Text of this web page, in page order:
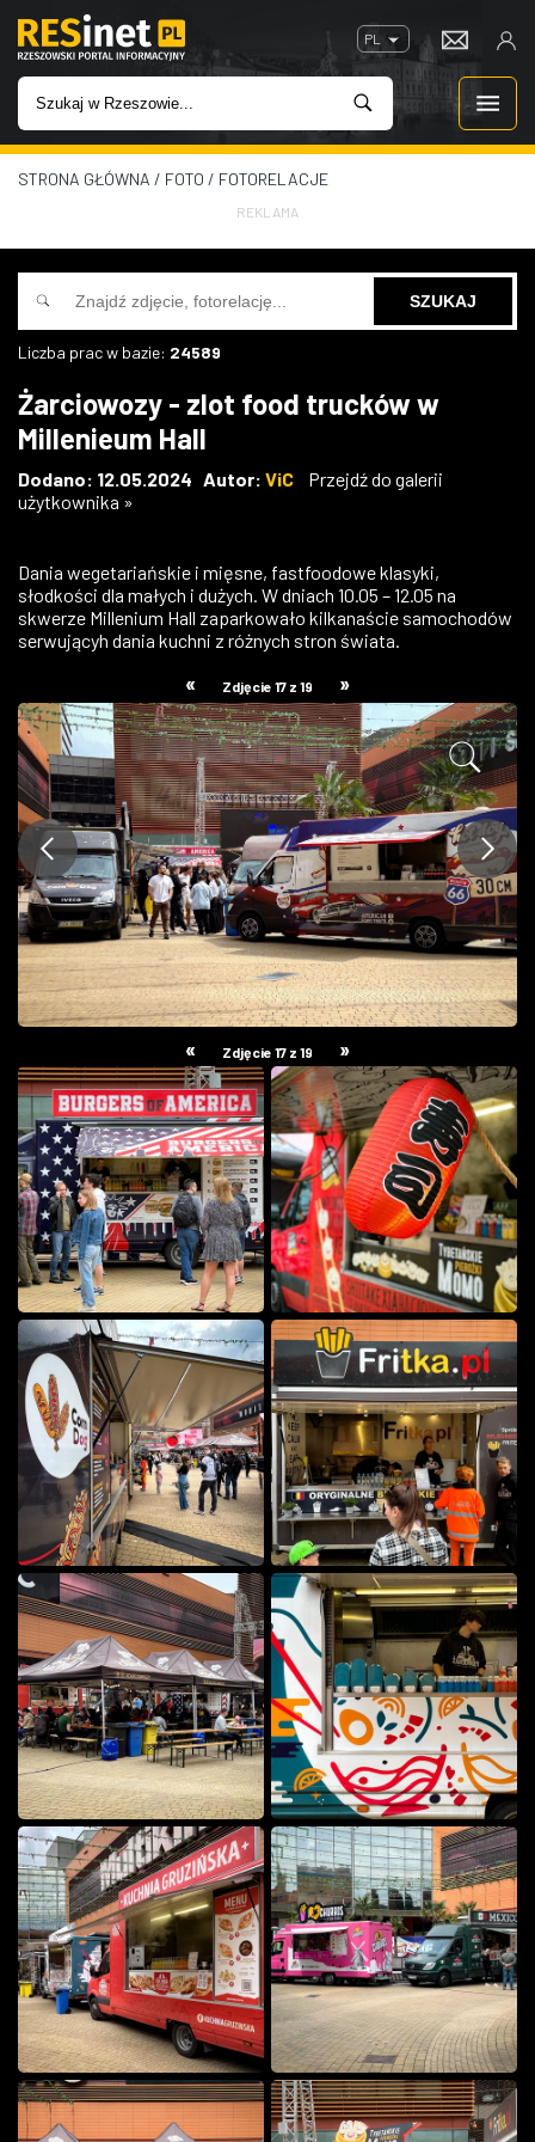
PL
WIADOMOŚCI
INWESTYCJE
IMPREZY
W KINACH
GASTRONOMIA
ZDJĘCIA
W RZESZOWIE
STRONA GŁÓWNA / FOTO / FOTORELACJE
REKLAMA
Liczba prac w bazie: 24589
Żarciowozy - zlot food trucków w
Millenieum Hall
Dodano: 12.05.2024 Autor: ViC
Przejdź do galerii
użytkownika »
Dania wegetariańskie i mięsne, fastfoodowe klasyki,
słodkości dla małych i dużych. W dniach 10.05 – 12.05 na
skwerze Millenium Hall zaparkowało kilkanaście samochodów
serwującyh dania kuchni z różnych stron świata.
« Zdjęcie 17 z 19 »
« Zdjęcie 17 z 19 »